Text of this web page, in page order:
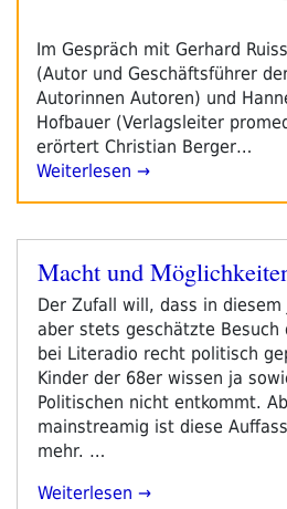
Im Gespräch mit Gerhard Ruiss
(Autor und Geschäftsführer
Autorinnen Autoren) und
Hofbauer (Verlagsleiter
erörtert Christian Berger…
Weiterlesen →
Veröffentlicht
Macht und
Der Zufall will, dass in diesem
aber stets geschätzte Besuch
bei Literadio recht politisch
Kinder der 68er wissen ja
Politischen nicht entkommt.
mainstreamig ist diese
mehr. …
„Macht
Weiterlesen